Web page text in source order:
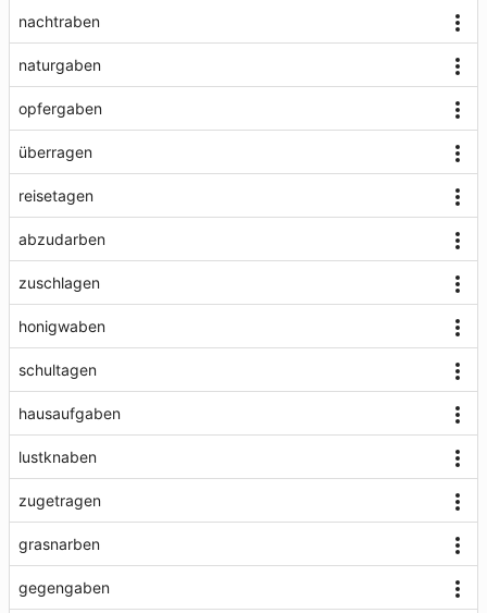
nachtraben
naturgaben
opfergaben
überragen
reisetagen
abzudarben
zuschlagen
honigwaben
schultagen
hausaufgaben
lustknaben
zugetragen
grasnarben
gegengaben